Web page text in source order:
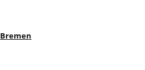
Bremen